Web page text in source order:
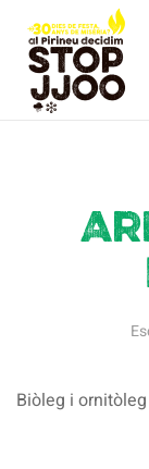
Biòleg i ornitòleg